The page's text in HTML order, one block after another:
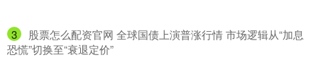
3
​股票怎么配资官网 全球国债上演普涨行情 市场逻辑从“加息
恐慌”切换至“衰退定价”